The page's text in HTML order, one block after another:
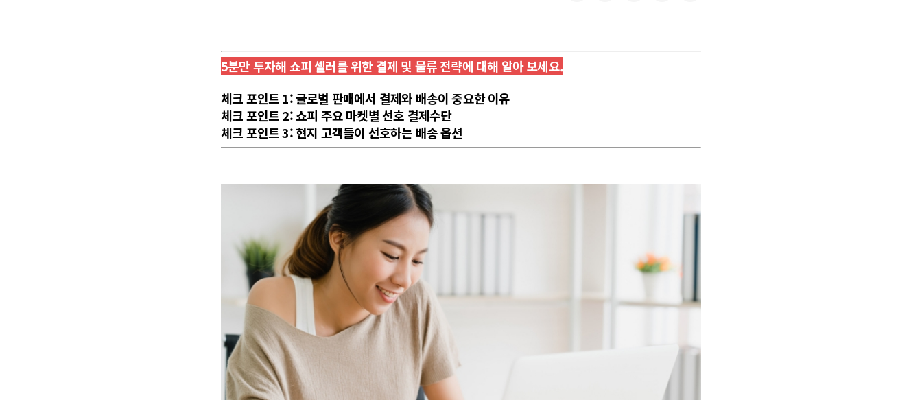
5분만 투자해 쇼피 셀러를 위한 결제 및 물류 전략에 대해 알아 보세요.
체크 포인트 1: 글로벌 판매에서 결제와 배송이 중요한 이유
체크 포인트 2: 쇼피 주요 마켓별 선호 결제수단
체크 포인트 3: 현지 고객들이 선호하는 배송 옵션